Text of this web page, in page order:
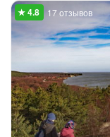
17 отзывов